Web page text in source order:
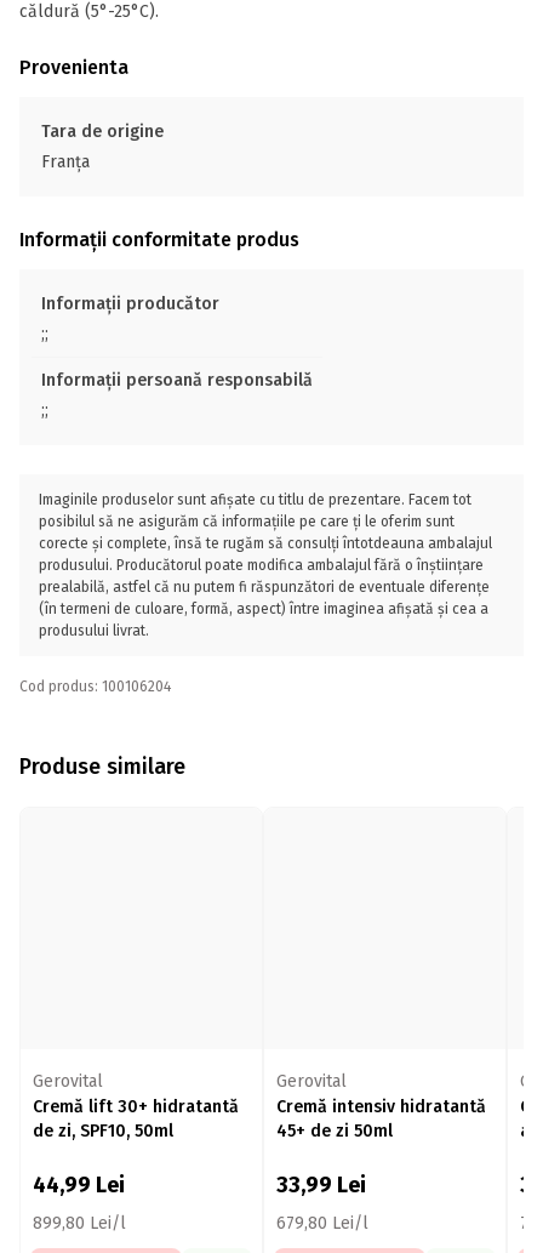
căldură (5°-25°C).
Provenienta
Tara de origine
Franţa
Informații conformitate produs
Informații producător
;;
Informații persoană responsabilă
;;
Imaginile produselor sunt afișate cu titlu de prezentare. Facem tot
posibilul să ne asigurăm că informațiile pe care ți le oferim sunt
corecte și complete, însă te rugăm să consulți întotdeauna ambalajul
produsului. Producătorul poate modifica ambalajul fără o înștiințare
prealabilă, astfel că nu putem fi răspunzători de eventuale diferențe
(în termeni de culoare, formă, aspect) între imaginea afișată și cea a
produsului livrat.
Cod produs: 100106204
Produse similare
Gerovital
Cremă lift 30+ hidratantă
de zi, SPF10, 50ml
44,99 Lei
899,80 Lei/l
Gerovital
Cremă intensiv hidratantă
45+ de zi 50ml
33,99 Lei
679,80 Lei/l